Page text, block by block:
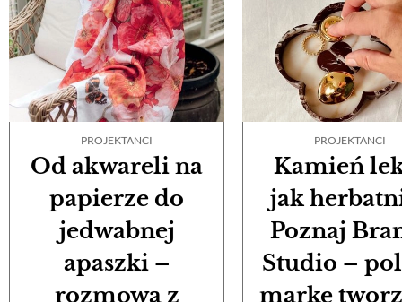
PROJEKTANCI
Od akwareli na
papierze do
jedwabnej
apaszki –
rozmowa z
PROJEKTANCI
Kamień
jak
Poznaj
Studio –
markę